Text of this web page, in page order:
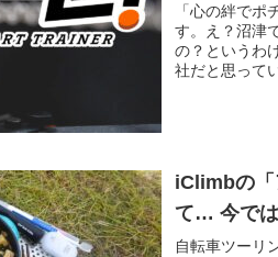
「心の絆で
す。え？沼津
の？というわ
社だと思って
iClimbの「
て… 今で
自転車ツーリ